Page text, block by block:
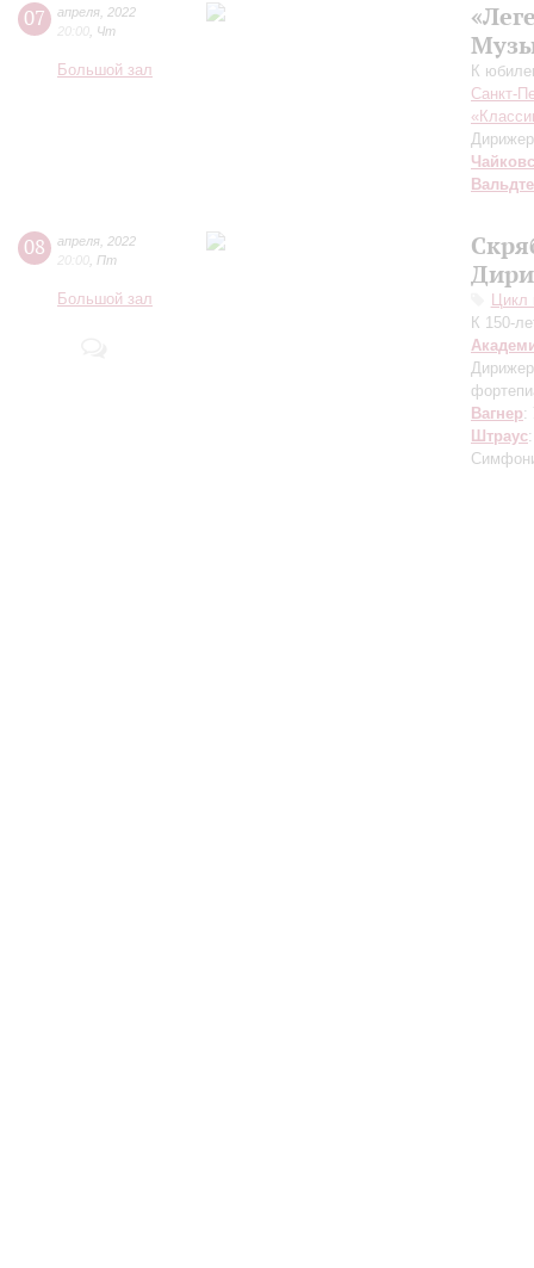
07 апреля 2022
20:00 Чт
Большой зал
К
Санкт-
08 апреля 2022
20:00 Пт
Большой зал
Цикл
К 150-
Вагнер:
Штраус